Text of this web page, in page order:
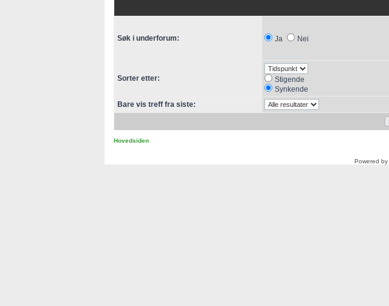
Søk i underforum: Ja Nei
Sorter etter:
Stigende
Synkende
Bare vis treff fra siste:
Hovedsiden
Powered by